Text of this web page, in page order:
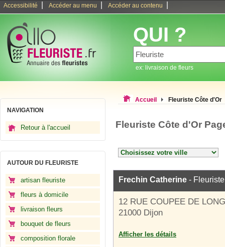
Accessibilité Accéder au menu Accéder au contenu
QUI ?
ex: livraison de fleurs
NAVIGATION
Retour à l'accueil
AUTOUR DU FLEURISTE
artisan fleuriste
fleurs à domicile
livraison fleurs
bouquet de fleurs
composition florale
Accueil Fleuriste Côte d'Or
Fleuriste Côte d'Or
Frechin Catherine - Fleuriste
12 RUE COUPEE DE
21000 Dijon
Afficher les détails